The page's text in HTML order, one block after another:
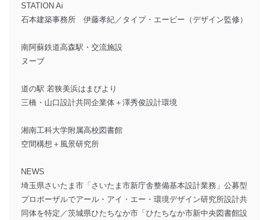
STATION Ai
石本建築事務所 伊藤孝紀／タイプ・エービー（デザイン監修）
南阿蘇鉄道高森駅・交流施設
ヌーブ
道の駅 若狭美浜はまびより
三橋・山口設計共同企業体＋澤秀俊設計環境
湘南工科大学附属高校図書館
空間構想＋風景研究所
NEWS
埼玉県さいたま市「さいたま市新庁舎整備基本設計業務」公募型
プロポーザルでアール・アイ・エー・環境デザイン研究所設計共
同体を特定／茨城県ひたちなか市「ひたちなか市新中央図書館設